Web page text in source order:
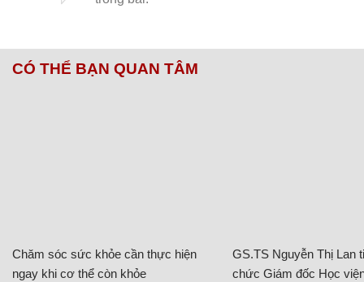
CÓ THỂ BẠN QUAN TÂM
Chăm sóc sức khỏe cần thực hiện
ngay khi cơ thể còn khỏe
GS.TS Nguyễn Thị Lan
chức Giám đốc Học